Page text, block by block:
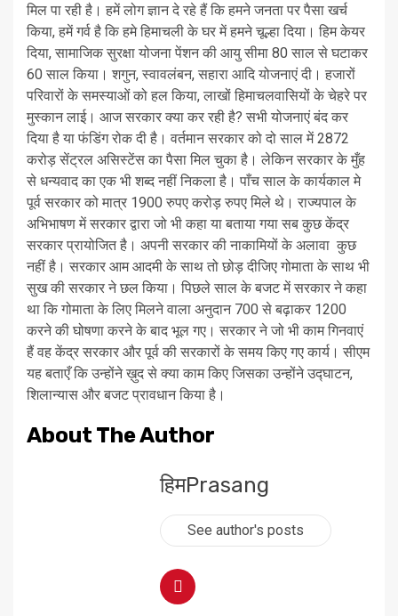
मिल पा रही है। हमें लोग ज्ञान दे रहे हैं कि हमने जनता पर पैसा खर्च
किया, हमें गर्व है कि हमे हिमाचली के घर में हमने चूल्हा दिया। हिम केयर
दिया, सामाजिक सुरक्षा योजना पेंशन की आयु सीमा 80 साल से घटाकर
60 साल किया। शगुन, स्वावलंबन, सहारा आदि योजनाएं दी। हजारों
परिवारों के समस्याओं को हल किया, लाखों हिमाचलवासियों के चेहरे पर
मुस्कान लाई। आज सरकार क्या कर रही है? सभी योजनाएं बंद कर
दिया है या फंडिंग रोक दी है। वर्तमान सरकार को दो साल में 2872
करोड़ सेंट्रल असिस्टेंस का पैसा मिल चुका है। लेकिन सरकार के मुँह
से धन्यवाद का एक भी शब्द नहीं निकला है। पाँच साल के कार्यकाल मे
पूर्व सरकार को मात्र 1900 रुपए करोड़ रुपए मिले थे। राज्यपाल के
अभिभाषण में सरकार द्वारा जो भी कहा या बताया गया सब कुछ केंद्र
सरकार प्रायोजित है। अपनी सरकार की नाकामियों के अलावा कुछ
नहीं है। सरकार आम आदमी के साथ तो छोड़ दीजिए गोमाता के साथ भी
सुख की सरकार ने छल किया। पिछले साल के बजट में सरकार ने कहा
था कि गोमाता के लिए मिलने वाला अनुदान 700 से बढ़ाकर 1200
करने की घोषणा करने के बाद भूल गए। सरकार ने जो भी काम गिनवाएं
हैं वह केंद्र सरकार और पूर्व की सरकारों के समय किए गए कार्य। सीएम
यह बताएँ कि उन्होंने ख़ुद से क्या काम किए जिसका उन्होंने उद्घाटन,
शिलान्यास और बजट प्रावधान किया है।
About The Author
हिमPrasang
See author's posts